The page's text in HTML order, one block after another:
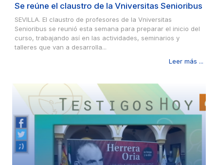
Se reúne el claustro de la Vniversitas Senioribus
SEVILLA. El claustro de profesores de la Vniversitas
Senioribus se reunió esta semana para preparar el inicio del
curso, trabajando así en las actividades, seminarios y
talleres que van a desarrolla...
Leer más ...